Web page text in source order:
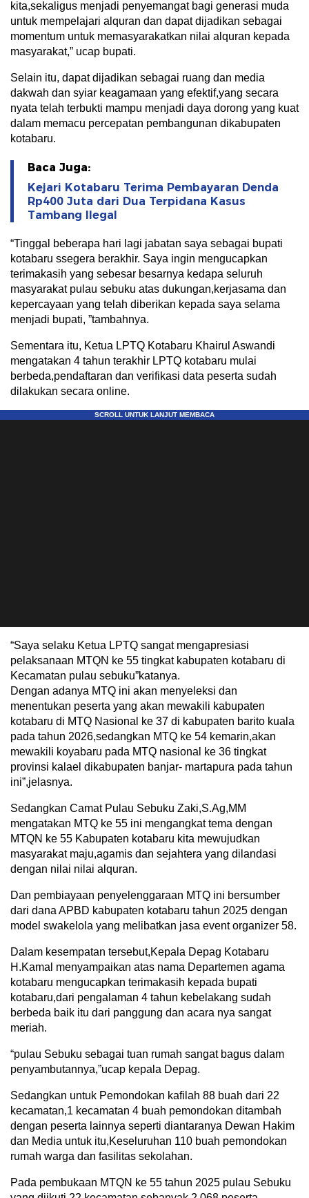
kita,sekaligus menjadi penyemangat bagi generasi muda
untuk mempelajari alquran dan dapat dijadikan sebagai
momentum untuk memasyarakatkan nilai alquran kepada
masyarakat,” ucap bupati.
Selain itu, dapat dijadikan sebagai ruang dan media
dakwah dan syiar keagamaan yang efektif,yang secara
nyata telah terbukti mampu menjadi daya dorong yang kuat
dalam memacu percepatan pembangunan dikabupaten
kotabaru.
Baca Juga:
Kejari Kotabaru Terima Pembayaran Denda
Rp400 Juta dari Dua Terpidana Kasus
Tambang Ilegal
“Tinggal beberapa hari lagi jabatan saya sebagai bupati
kotabaru ssegera berakhir. Saya ingin mengucapkan
terimakasih yang sebesar besarnya kedapa seluruh
masyarakat pulau sebuku atas dukungan,kerjasama dan
kepercayaan yang telah diberikan kepada saya selama
menjadi bupati, ”tambahnya.
Sementara itu, Ketua LPTQ Kotabaru Khairul Aswandi
mengatakan 4 tahun terakhir LPTQ kotabaru mulai
berbeda,pendaftaran dan verifikasi data peserta sudah
dilakukan secara online.
“Saya selaku Ketua LPTQ sangat mengapresiasi
pelaksanaan MTQN ke 55 tingkat kabupaten kotabaru di
Kecamatan pulau sebuku”katanya.
Dengan adanya MTQ ini akan menyeleksi dan
menentukan peserta yang akan mewakili kabupaten
kotabaru di MTQ Nasional ke 37 di kabupaten barito kuala
pada tahun 2026,sedangkan MTQ ke 54 kemarin,akan
mewakili koyabaru pada MTQ nasional ke 36 tingkat
provinsi kalael dikabupaten banjar- martapura pada tahun
ini”,jelasnya.
Sedangkan Camat Pulau Sebuku Zaki,S.Ag,MM
mengatakan MTQ ke 55 ini mengangkat tema dengan
MTQN ke 55 Kabupaten kotabaru kita mewujudkan
masyarakat maju,agamis dan sejahtera yang dilandasi
dengan nilai nilai alquran.
Dan pembiayaan penyelenggaraan MTQ ini bersumber
dari dana APBD kabupaten kotabaru tahun 2025 dengan
model swakelola yang melibatkan jasa event organizer 58.
Dalam kesempatan tersebut,Kepala Depag Kotabaru
H.Kamal menyampaikan atas nama Departemen agama
kotabaru mengucapkan terimakasih kepada bupati
kotabaru,dari pengalaman 4 tahun kebelakang sudah
berbeda baik itu dari panggung dan acara nya sangat
meriah.
“pulau Sebuku sebagai tuan rumah sangat bagus dalam
penyambutannya,”ucap kepala Depag.
Sedangkan untuk Pemondokan kafilah 88 buah dari 22
kecamatan,1 kecamatan 4 buah pemondokan ditambah
dengan peserta lainnya seperti diantaranya Dewan Hakim
dan Media untuk itu,Keseluruhan 110 buah pemondokan
rumah warga dan fasilitas sekolahan.
Pada pembukaan MTQN ke 55 tahun 2025 pulau Sebuku